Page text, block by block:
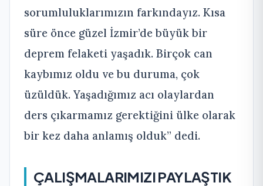
sorumluluklarımızın farkındayız. Kısa
süre önce güzel İzmir’de büyük bir
deprem felaketi yaşadık. Birçok can
kaybımız oldu ve bu duruma, çok
üzüldük. Yaşadığımız acı olaylardan
ders çıkarmamız gerektiğini ülke olarak
bir kez daha anlamış olduk” dedi.
ÇALIŞMALARIMIZI PAYLAŞTIK